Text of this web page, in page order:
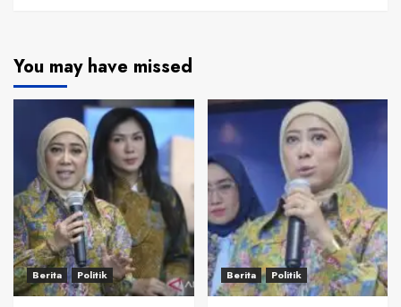
You may have missed
Berita Politik Berita Politik